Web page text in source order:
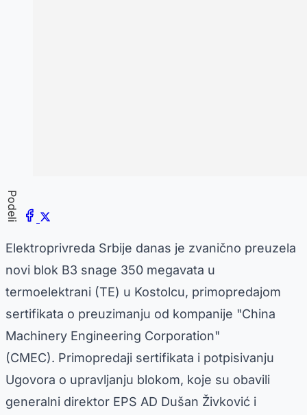
Podeli
Elektroprivreda Srbije danas je zvanično preuzela
novi blok B3 snage 350 megavata u
termoelektrani (TE) u Kostolcu, primopredajom
sertifikata o preuzimanju od kompanije "China
Machinery Engineering Corporation"
(CMEC). Primopredaji sertifikata i potpisivanju
Ugovora o upravljanju blokom, koje su obavili
generalni direktor EPS AD Dušan Živković i